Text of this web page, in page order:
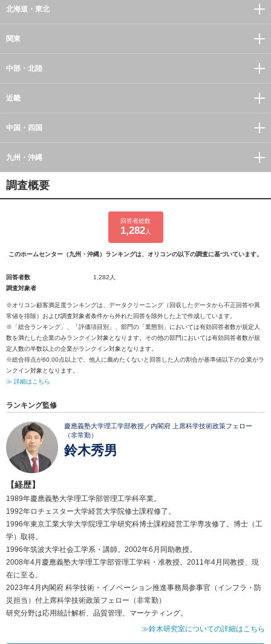
北海道・東北
関東
中部・北陸
近畿
中国・四国
九州・沖縄
調査概要
回答者総数
1,282人
このホームセンター（九州・沖縄）ランキングは、オリコンの以下の調査に基づいています。
回答者数
1,282人
調査対象者
※オリコン顧客満足度ランキングは、データクリーニング（回収したデータから不正回答や異
常値を排除）および調査対象者条件から外れた回答を除外した上で作成しています。
※「総合ランキング」、「評価項目別」、部門の「業態別」においては有効回答者数が規定人
数を満たした企業のみランクイン対象となります。その他の部門においては有効回答者数が規
定人数の半数以上の企業がランクイン対象となります。
※総合得点が60.00点以上で、他人に薦めたくないと回答した人の割合が基準値以下の企業がラ
ンクイン対象となります。
≫ 詳細はこちら
ランキング監修
慶應義塾大学理工学部教授／内閣府 上席科学技術政策フェロー
（非常勤）
鈴木秀男
【経歴】
1989年慶應義塾大学理工学部管理工学科卒業。
1992年ロチェスター大学経営大学院修士課程修了。
1996年東京工業大学大学院理工学研究科博士課程経営工学専攻修了。博士（工
学）取得。
1996年筑波大学社会工学系・講師。2002年6月同助教授。
2008年4月慶應義塾大学理工学部管理工学科・准教授。2011年4月同教授、現
在に至る。
2023年4月内閣府 科学技術・イノベーション推進事務局参事官（インフラ・防
災担当）付上席科学技術政策フェロー（非常勤）
研究分野は応用統計解析、品質管理、マーケティング。
≫鈴木研究室についての詳細はこちら